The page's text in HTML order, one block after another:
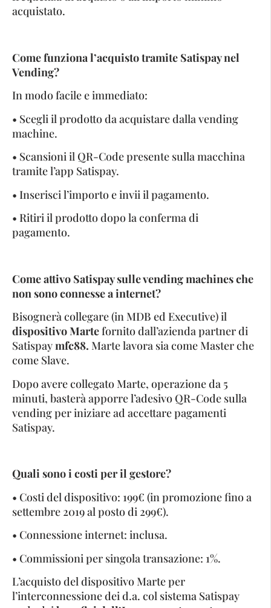
acquistato.
Come funziona l’acquisto tramite Satispay nel
Vending?
In modo facile e immediato:
• Scegli il prodotto da acquistare dalla vending
machine.
• Scansioni il QR-Code presente sulla macchina
tramite l’app Satispay.
• Inserisci l’importo e invii il pagamento.
• Ritiri il prodotto dopo la conferma di
pagamento.
Come attivo Satispay sulle vending machines che
non sono connesse a internet?
Bisognerà collegare (in MDB ed Executive) il
dispositivo Martefornito dall’azienda partner di
Satispaymfc88. Marte lavora sia come Master che
come Slave.
Dopo avere collegato Marte, operazione da 5
minuti, basterà apporre l’adesivo QR-Code sulla
vending per iniziare ad accettare pagamenti
Satispay.
Quali sono i costi per il gestore?
• Costi del dispositivo: 199€ (in promozione fino a
settembre 2019 al posto di 299€).
• Connessione internet: inclusa.
• Commissioni per singola transazione: 1%.
L’acquisto del dispositivo Marte per
l’interconnessione dei d.a. col sistema Satispay